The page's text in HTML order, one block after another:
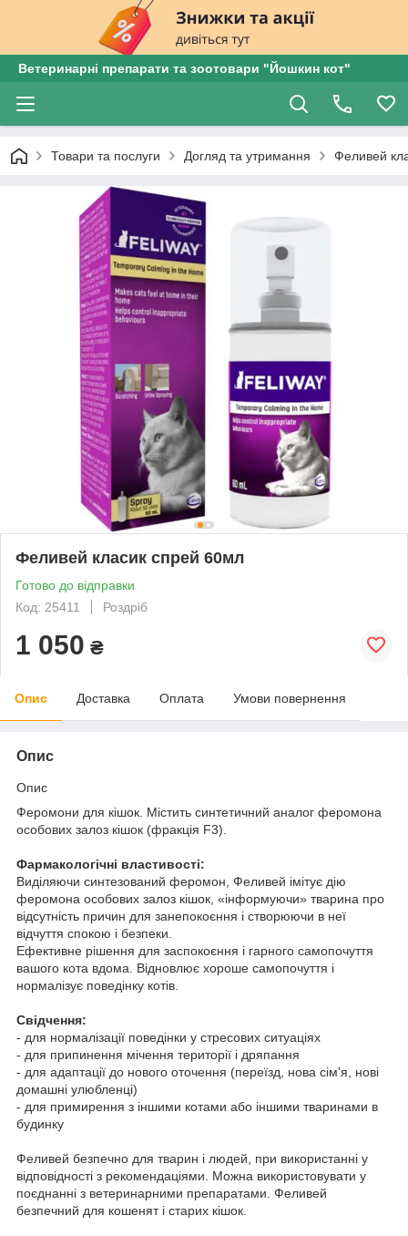
Ветеринарні препарати та зоотовари "Йошкин кот"
Товари та послуги Догляд та утримання Феливей
Феливей класик спрей 60мл
Готово до відправки
Код: 25411
Роздріб
1 050 ₴
Опис Доставка Оплата Умови повернення
Опис
Опис
Феромони для кішок. Містить синтетичний аналог феромона
особових залоз кішок (фракція F3).
Фармакологічні властивості:
Виділяючи синтезований феромон, Феливей імітує дію
феромона особових залоз кішок, «інформуючи» тварина про
відсутність причин для занепокоєння і створюючи в неї
відчуття спокою і безпеки.
Ефективне рішення для заспокоєння і гарного самопочуття
вашого кота вдома. Відновлює хороше самопочуття і
нормалізує поведінку котів.
Свідчення:
- для нормалізації поведінки у стресових ситуаціях
- для припинення мічення території і дряпання
- для адаптації до нового оточення (переїзд, нова сім'я, нові
домашні улюбленці)
- для примирення з іншими котами або іншими тваринами в
будинку
Феливей безпечно для тварин і людей, при використанні у
відповідності з рекомендаціями. Можна використовувати у
поєднанні з ветеринарними препаратами. Феливей
безпечний для кошенят і старих кішок.